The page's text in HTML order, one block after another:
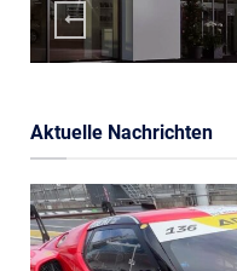
Aktuelle Nachrichten